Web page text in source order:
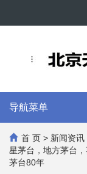
导航菜单
首 页 > 新闻资讯
星茅台，地方茅台
茅台80年